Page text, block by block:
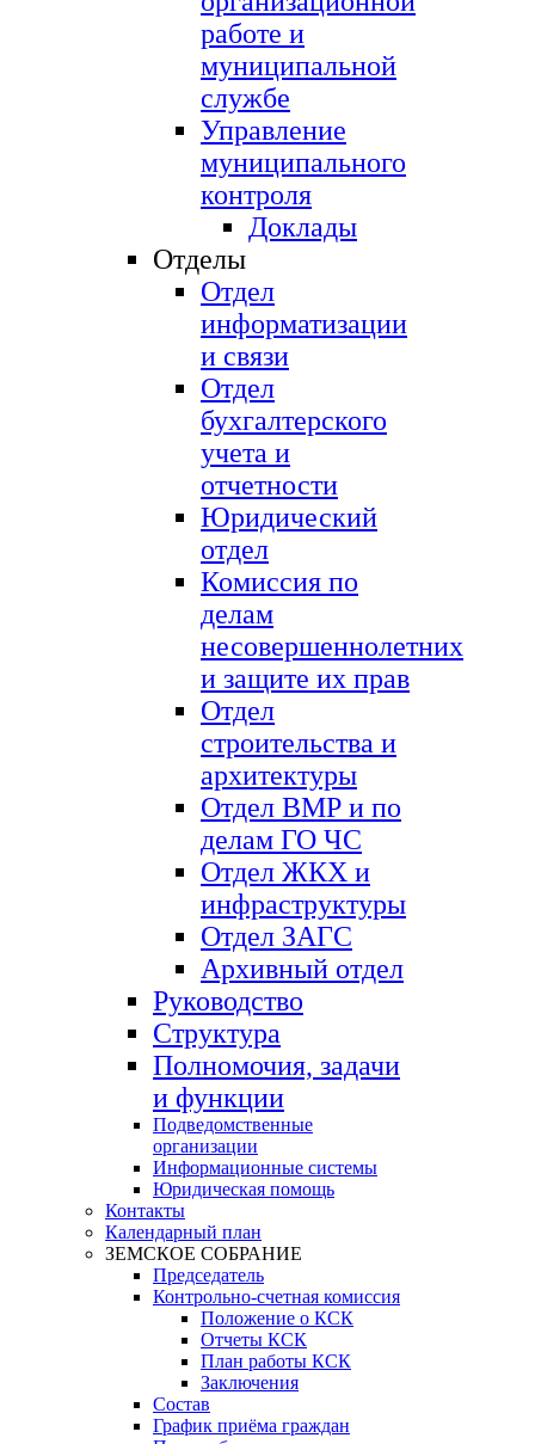
работе и
муниципальной
службе
Управление
муниципального
контроля
Доклады
Отделы
Отдел
информатизации
и связи
Отдел
бухгалтерского
учета и
отчетности
Юридический
отдел
Комиссия по
делам
несовершеннолетних
и защите их прав
Отдел
строительства и
архитектуры
Отдел ВМР и по
делам ГО ЧС
Отдел ЖКХ и
инфраструктуры
Отдел ЗАГС
Архивный отдел
Руководство
Структура
Полномочия, задачи
и функции
Подведомственные
организации
Информационные системы
Юридическая помощь
Контакты
Календарный план
ЗЕМСКОЕ СОБРАНИЕ
Председатель
Контрольно-счетная комиссия
Положение о КСК
Отчеты КСК
План работы КСК
Заключения
Состав
График приёма граждан